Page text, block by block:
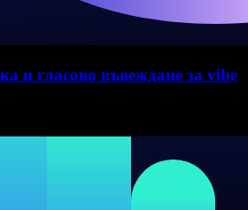
и гласово въвеждане за vibe